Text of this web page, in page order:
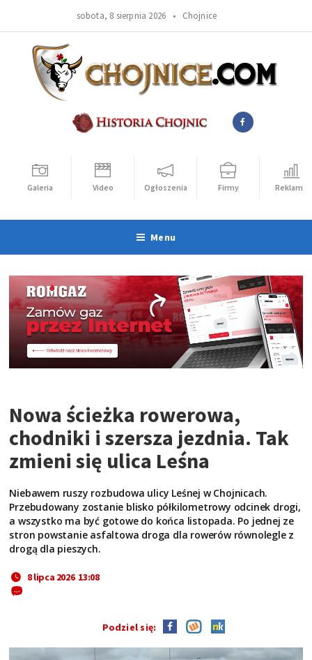
sobota, 8 sierpnia 2026 • Chojnice
Galeria Video Ogłoszenia Firmy Reklama
Menu
Nowa ścieżka rowerowa,
chodniki i szersza jezdnia. Tak
zmieni się ulica Leśna
Niebawem ruszy rozbudowa ulicy Leśnej w Chojnicach.
Przebudowany zostanie blisko półkilometrowy odcinek drogi,
a wszystko ma być gotowe do końca listopada. Po jednej ze
stron powstanie asfaltowa droga dla rowerów równolegle z
drogą dla pieszych.
8 lipca 2026 13:08
Podziel się: